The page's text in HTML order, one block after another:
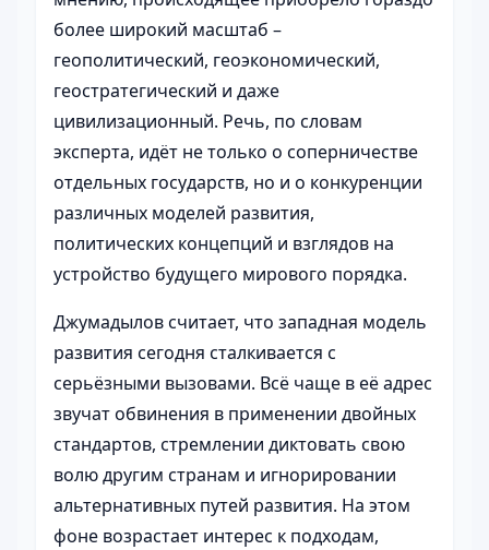
более широкий масштаб –
геополитический, геоэкономический,
геостратегический и даже
цивилизационный. Речь, по словам
эксперта, идёт не только о соперничестве
отдельных государств, но и о конкуренции
различных моделей развития,
политических концепций и взглядов на
устройство будущего мирового порядка.
Джумадылов считает, что западная модель
развития сегодня сталкивается с
серьёзными вызовами. Всё чаще в её адрес
звучат обвинения в применении двойных
стандартов, стремлении диктовать свою
волю другим странам и игнорировании
альтернативных путей развития. На этом
фоне возрастает интерес к подходам,